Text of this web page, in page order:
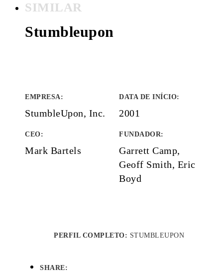
SIMILAR
Stumbleupon
EMPRESA:
StumbleUpon, Inc.
DATA DE INÍCIO:
2001
CEO:
Mark Bartels
FUNDADOR:
Garrett Camp,
Geoff Smith, Eric
Boyd
PERFIL COMPLETO: STUMBLEUPON
SHARE: